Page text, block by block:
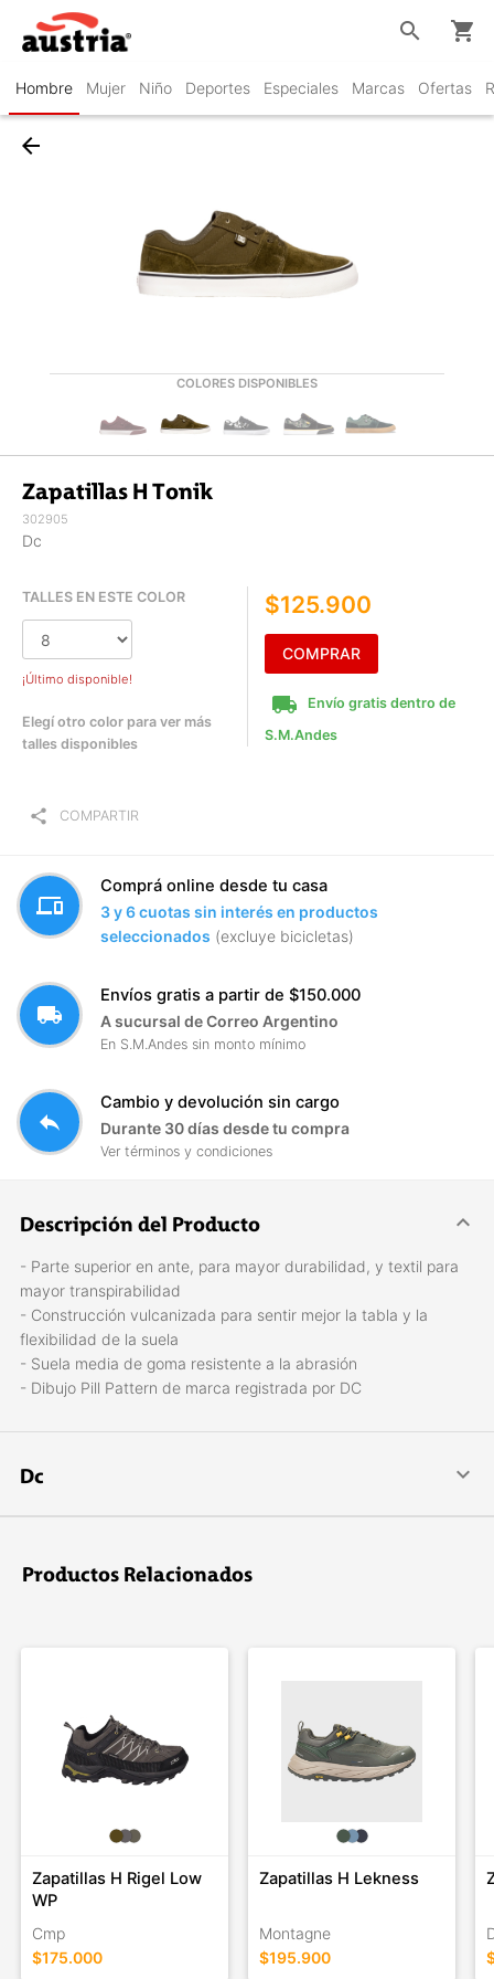
Hombre Mujer Niño Deportes Especiales Marcas Ofertas
search shopping_cart
COLORES DISPONIBLES
arrow_back
Zapatillas H Tonik
302905
Dc
TALLES EN ESTE COLOR
¡Último disponible!
Elegí otro color para ver más
talles disponibles
$125.900
COMPRAR
local_shipping
Envío gratis dentro de
S.M.Andes
share COMPARTIR
devices
Comprá online desde tu casa
3 y 6 cuotas sin interés en productos
seleccionados (excluye bicicletas)
local_shipping
Envíos gratis a partir de $150.000
A sucursal de Correo Argentino
En S.M.Andes sin monto mínimo
reply
Cambio y devolución sin cargo
Durante 30 días desde tu compra
Ver términos y condiciones
Descripción del Producto
- Parte superior en ante, para mayor durabilidad, y textil para
mayor transpirabilidad
- Construcción vulcanizada para sentir mejor la tabla y la
flexibilidad de la suela
- Suela media de goma resistente a la abrasión
- Dibujo Pill Pattern de marca registrada por DC
Dc
DC Shoes es una marca líder en calzado e indumentaria para
freestyle. La compañí­a fue fundada por Ken Block y Damon
Productos Relacionados
Zapatillas H Rigel Low
WP
Cmp
$175.000
Zapatillas H Lekness
Montagne
$195.900